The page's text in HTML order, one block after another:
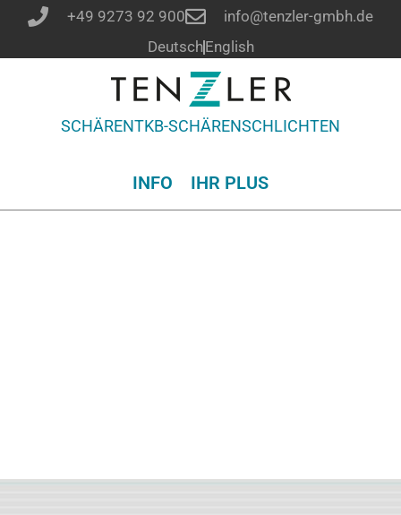
+49 9273 92 900
info@tenzler-gmbh.de
DeutschEnglish
SCHÄRENTKB-SCHÄRENSCHLICHTEN
INFO IHR PLUS